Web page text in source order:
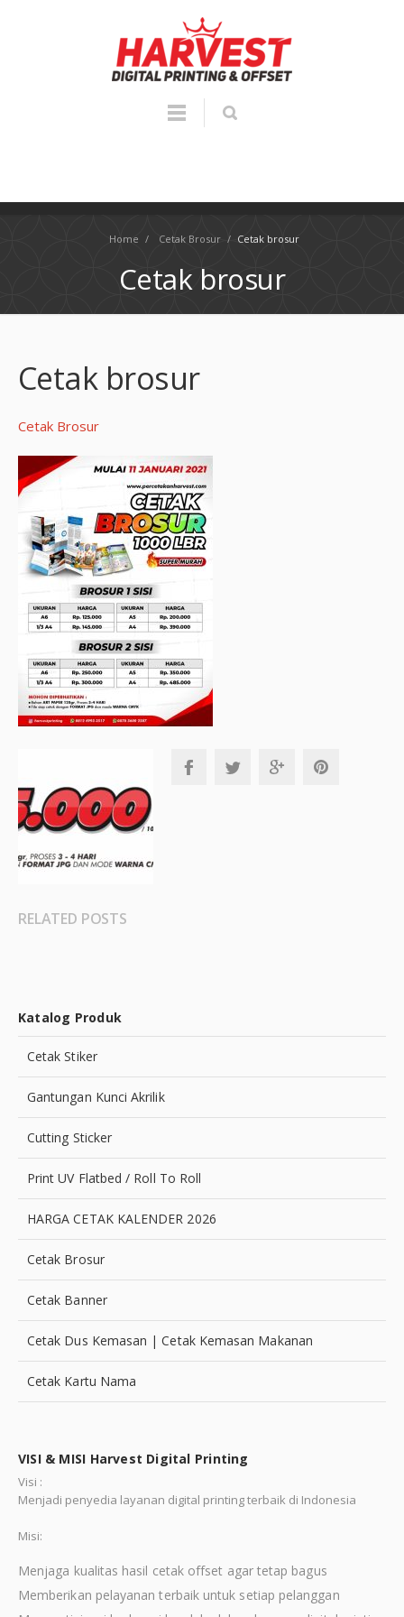
Home / Cetak Brosur / Cetak brosur
Cetak brosur
Cetak brosur
Cetak Brosur
RELATED POSTS
Katalog Produk
Cetak Stiker
Gantungan Kunci Akrilik
Cutting Sticker
Print UV Flatbed / Roll To Roll
HARGA CETAK KALENDER 2026
Cetak Brosur
Cetak Banner
Cetak Dus Kemasan | Cetak Kemasan Makanan
Cetak Kartu Nama
VISI & MISI Harvest Digital Printing
Visi :
Menjadi penyedia layanan digital printing terbaik di Indonesia
Misi:
Menjaga kualitas hasil cetak offset agar tetap bagus
Memberikan pelayanan terbaik untuk setiap pelanggan